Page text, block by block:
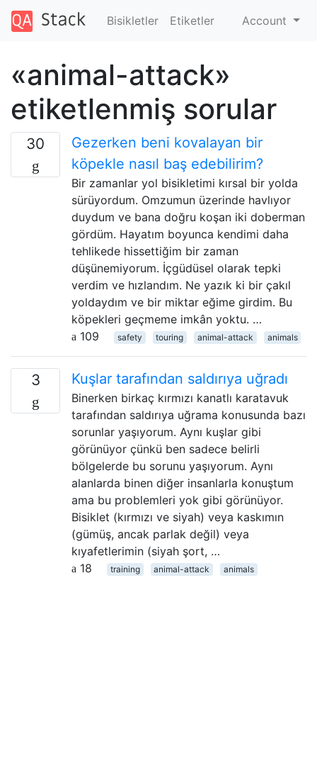
Bisikletler Etiketler Account
«animal-attack»
etiketlenmiş sorular
30
Gezerken beni kovalayan bir
köpekle nasıl baş edebilirim?
Bir zamanlar yol bisikletimi kırsal bir yolda
sürüyordum. Omzumun üzerinde havlıyor
duydum ve bana doğru koşan iki doberman
gördüm. Hayatım boyunca kendimi daha
tehlikede hissettiğim bir zaman
düşünemiyorum. İçgüdüsel olarak tepki
verdim ve hızlandım. Ne yazık ki bir çakıl
yoldaydım ve bir miktar eğime girdim. Bu
köpekleri geçmeme imkân yoktu. …
109
safety touring animal-attack animals
3 Kuşlar tarafından saldırıya uğradı
Binerken birkaç kırmızı kanatlı karatavuk
tarafından saldırıya uğrama konusunda bazı
sorunlar yaşıyorum. Aynı kuşlar gibi
görünüyor çünkü ben sadece belirli
bölgelerde bu sorunu yaşıyorum. Aynı
alanlarda binen diğer insanlarla konuştum
ama bu problemleri yok gibi görünüyor.
Bisiklet (kırmızı ve siyah) veya kaskımın
(gümüş, ancak parlak değil) veya
kıyafetlerimin (siyah şort, …
18
training animal-attack animals